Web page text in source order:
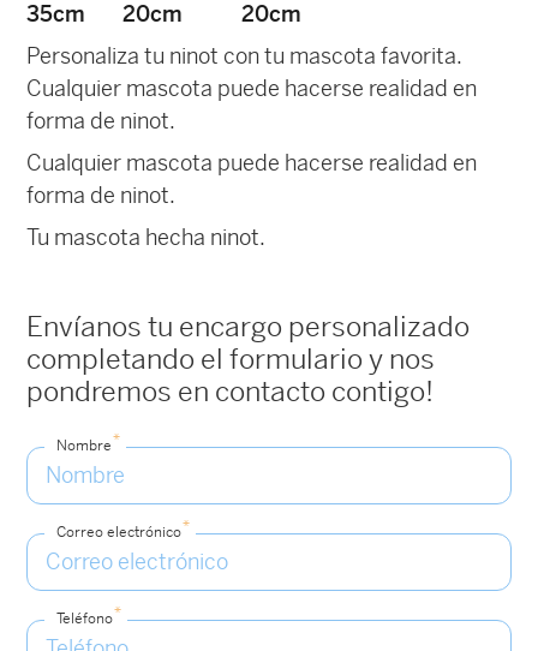
35cm
20cm
20cm
Personaliza tu ninot con tu mascota favorita.
Cualquier mascota puede hacerse realidad en
forma de ninot.
Cualquier mascota puede hacerse realidad en
forma de ninot.
Tu mascota hecha ninot.
Envíanos tu encargo personalizado
completando el formulario y nos
pondremos en contacto contigo!
Nombre*
Correo electrónico*
Teléfono*